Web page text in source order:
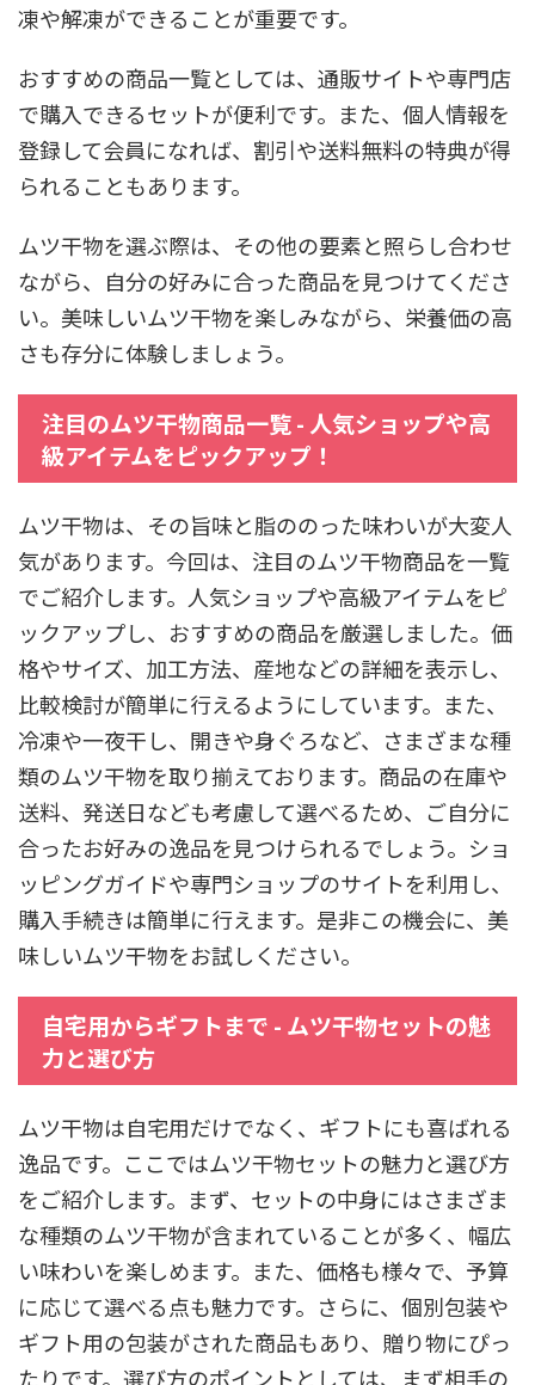
凍や解凍ができることが重要です。
おすすめの商品一覧としては、通販サイトや専門店
で購入できるセットが便利です。また、個人情報を
登録して会員になれば、割引や送料無料の特典が得
られることもあります。
ムツ干物を選ぶ際は、その他の要素と照らし合わせ
ながら、自分の好みに合った商品を見つけてくださ
い。美味しいムツ干物を楽しみながら、栄養価の高
さも存分に体験しましょう。
注目のムツ干物商品一覧 - 人気ショップや高
級アイテムをピックアップ！
ムツ干物は、その旨味と脂ののった味わいが大変人
気があります。今回は、注目のムツ干物商品を一覧
でご紹介します。人気ショップや高級アイテムをピ
ックアップし、おすすめの商品を厳選しました。価
格やサイズ、加工方法、産地などの詳細を表示し、
比較検討が簡単に行えるようにしています。また、
冷凍や一夜干し、開きや身ぐろなど、さまざまな種
類のムツ干物を取り揃えております。商品の在庫や
送料、発送日なども考慮して選べるため、ご自分に
合ったお好みの逸品を見つけられるでしょう。ショ
ッピングガイドや専門ショップのサイトを利用し、
購入手続きは簡単に行えます。是非この機会に、美
味しいムツ干物をお試しください。
自宅用からギフトまで - ムツ干物セットの魅
力と選び方
ムツ干物は自宅用だけでなく、ギフトにも喜ばれる
逸品です。ここではムツ干物セットの魅力と選び方
をご紹介します。まず、セットの中身にはさまざま
な種類のムツ干物が含まれていることが多く、幅広
い味わいを楽しめます。また、価格も様々で、予算
に応じて選べる点も魅力です。さらに、個別包装や
ギフト用の包装がされた商品もあり、贈り物にぴっ
たりです。選び方のポイントとしては、まず相手の